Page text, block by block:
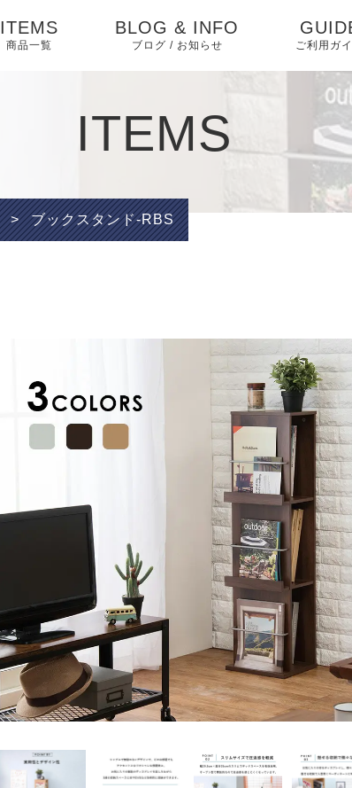
ITEMS
商品一覧
テーブル
椅子
ベッド
マットレス・敷布団
ド
アイデア家具
ペット用品
BLOG & INFO
ブログ / お知らせ
相互リンク
ピックアップ
ご利用ガ
よく
特定
く表記
プライ
ITEMS
> ブックスタンド-RBS